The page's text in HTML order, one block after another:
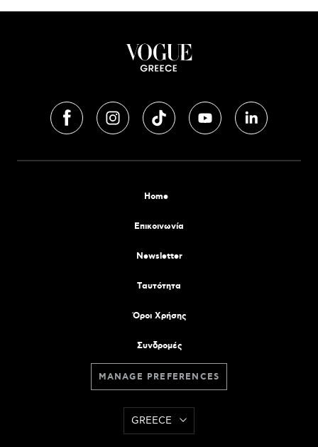
Home
Επικοινωνία
Newsletter
Tαυτότητα
Όροι Χρήσης
Συνδρομές
MANAGE PREFERENCES
GREECE